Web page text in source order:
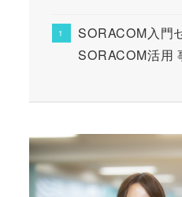
SORACOM入門
SORACOM活用